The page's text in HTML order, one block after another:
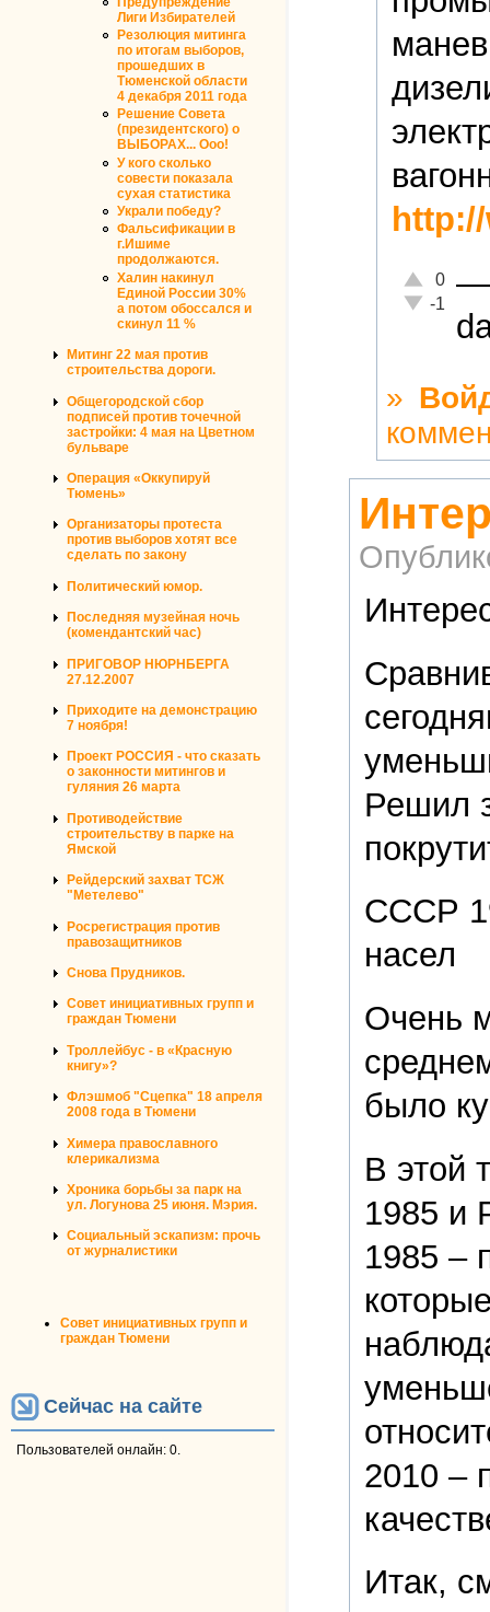
Лиги Избирателей
Резолюция митинга
по итогам выборов,
прошедших в
Тюменской области
4 декабря 2011 года
Решение Совета
(президентского) о
ВЫБОРАХ... Ооо!
У кого сколько
совести показала
сухая статистика
Украли победу?
Фальсификации в
г.Ишиме
продолжаются.
Халин накинул
Единой России 30%
а потом обоссался и
скинул 11 %
Митинг 22 мая против
строительства дороги.
Общегородской сбор
подписей против точечной
застройки: 4 мая на Цветном
бульваре
Операция «Оккупируй
Тюмень»
Организаторы протеста
против выборов хотят все
сделать по закону
Политический юмор.
Последняя музейная ночь
(комендантский час)
ПРИГОВОР НЮРНБЕРГА
27.12.2007
Приходите на демонстрацию
7 ноября!
Проект РОССИЯ - что сказать
о законности митингов и
гуляния 26 марта
Противодействие
строительству в парке на
Ямской
Рейдерский захват ТСЖ
"Метелево"
Росрегистрация против
правозащитников
Снова Прудников.
Совет инициативных групп и
граждан Тюмени
Троллейбус - в «Красную
книгу»?
Флэшмоб "Сцепка" 18 апреля
2008 года в Тюмени
Химера православного
клерикализма
Хроника борьбы за парк на
ул. Логунова 25 июня. Мэрия.
Социальный эскапизм: прочь
от журналистики
Совет инициативных групп и
граждан Тюмени
Сейчас на сайте
Пользователей онлайн: 0.
Отлично!
0
-1
—
»
Решил
СССР
насел
Очень
было
В этой
1985 и
1985 –
2010 –
Итак,